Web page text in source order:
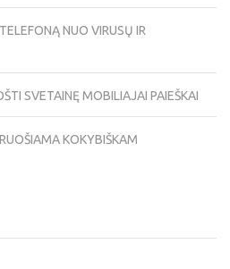
NUO VIRUSŲ IR
SVETAINĘ MOBILIAJAI PAIEŠKAI
KOKYBIŠKAM